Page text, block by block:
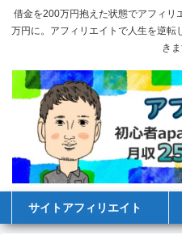
借金を200万円抱えた状態でアフィリ
万円に。アフィリエイトで人生を逆転
きま
サイトアフィリエイト